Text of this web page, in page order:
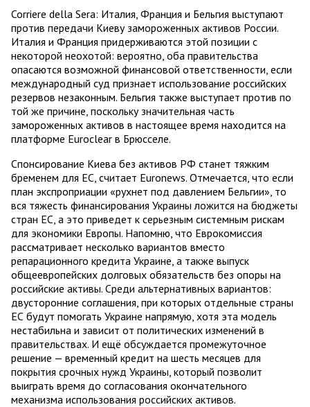
Corriere della Sera: Италия, Франция и Бельгия выступают
против передачи Киеву замороженных активов России.
Италия и Франция придерживаются этой позиции с
некоторой неохотой: вероятно, оба правительства
опасаются возможной финансовой ответственности, если
международный суд признает использование российских
резервов незаконным. Бельгия также выступает против по
той же причине, поскольку значительная часть
замороженных активов в настоящее время находится на
платформе Euroclear в Брюсселе.
Спонсирование Киева без активов РФ станет тяжким
бременем для ЕС, считает Euronews. Отмечается, что если
план экспроприации «рухнет под давлением Бельгии», то
вся тяжесть финансирования Украины ложится на бюджеты
стран ЕС, а это приведет к серьезным системным рискам
для экономики Европы. Напомню, что Еврокомиссия
рассматривает несколько вариантов вместо
репарационного кредита Украине, а также выпуск
общеевропейских долговых обязательств без опоры на
российские активы. Среди альтернативных вариантов:
двусторонние соглашения, при которых отдельные страны
ЕС будут помогать Украине напрямую, хотя эта модель
нестабильна и зависит от политических изменений в
правительствах. И ещё обсуждается промежуточное
решение — временный кредит на шесть месяцев для
покрытия срочных нужд Украины, который позволит
выиграть время до согласования окончательного
механизма использования российских активов.